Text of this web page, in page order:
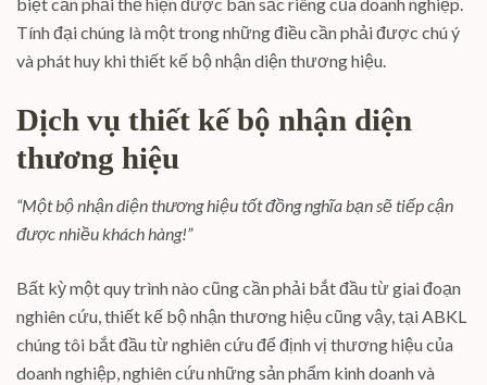
Tính đại chúng là một trong những điều cần phải được chú ý
và phát huy khi thiết kế bộ nhận diện thương hiệu.
Dịch vụ thiết kế bộ nhận diện
thương hiệu
“Một bộ nhận diện thương hiệu tốt đồng nghĩa bạn sẽ tiếp cận
được nhiều khách hàng!”
Bất kỳ một quy trình nào cũng cần phải bắt đầu từ giai đoạn
nghiên cứu, thiết kế bộ nhận thương hiệu cũng vậy, tại ABKL
chúng tôi bắt đầu từ nghiên cứu để định vị thương hiệu của
doanh nghiệp, nghiên cứu những sản phẩm kinh doanh và